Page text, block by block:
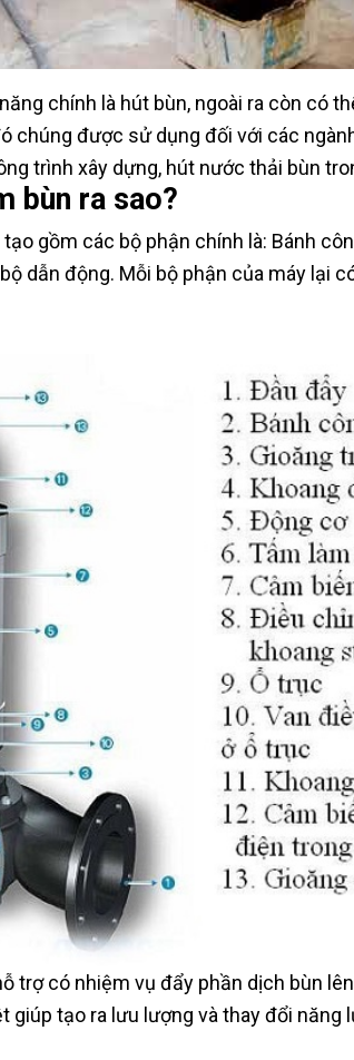
chính là hút bùn, ngoài ra còn có
chúng được sử dụng đối với các
trình xây dựng, hút nước thải bùn
bùn ra sao?
gồm các bộ phận chính là: Bánh
dẫn động. Mỗi bộ phận của máy lại
trợ có nhiệm vụ đẩy phần dịch bùn
giúp tạo ra lưu lượng và thay đổi năng